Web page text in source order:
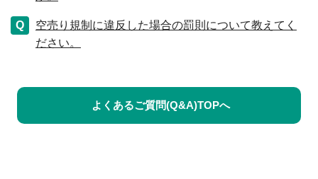
空売り規制に違反した場合の罰則について教えてく
ださい。
よくあるご質問(Q&A)TOPへ